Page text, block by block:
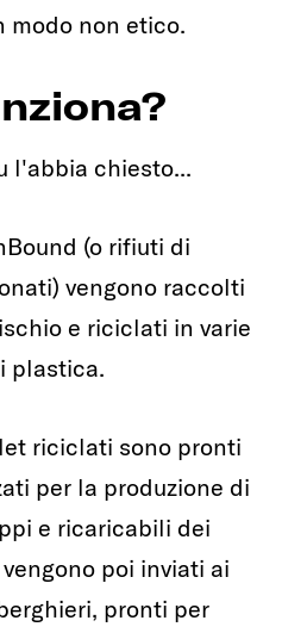
modo non etico.
l'abbia chiesto...
(o rifiuti di
vengono raccolti
e riciclati in varie
plastica.
riciclati sono pronti
per la produzione di
e ricaricabili dei
poi inviati ai
pronti per